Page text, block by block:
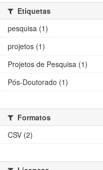
Etiquetas
pesquisa (1)
projetos (1)
Projetos de Pesquisa (1)
Pós-Doutorado (1)
Formatos
CSV (2)